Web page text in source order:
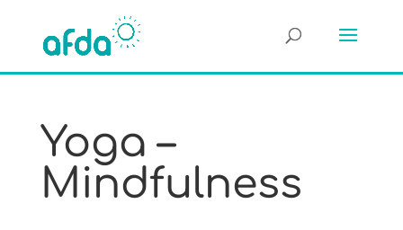
Yoga –
Mindfulness